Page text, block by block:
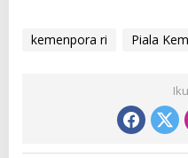
kemenpora ri Piala